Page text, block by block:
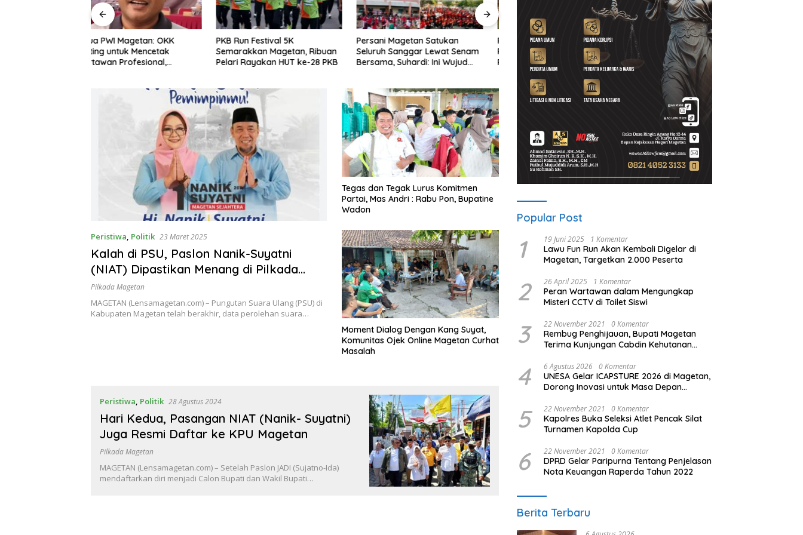
PKB Run Festival 5K
Semarakkan Magetan, Ribuan
Pelari Rayakan HUT ke-28 PKB
Persani Magetan Satukan
Seluruh Sanggar Lewat Senam
Bersama, Suhardi: Ini Wujud
P3-TGAI Sidokerto Disorot,
Publik Tunggu BBWS Turun
Periksa Dugaan Kejanggalan
Dana Guyub Rukun Program
Bupati-Wakil Bupati Magetan
Mulai Dirasakan Warga Desa
Wates
Apakah Debt Collector Bisa
Dipidana?
Peristiwa, Politik 23 Maret 2025
Kalah di PSU, Paslon Nanik-Suyatni
(NIAT) Dipastikan Menang di Pilkada
Magetan
Pilkada Magetan
MAGETAN (Lensamagetan.com) – Pungutan Suara Ulang (PSU) di
Kabupaten Magetan telah berakhir, data perolehan suara…
Tegas dan Tegak Lurus Komitmen
Partai, Mas Andri : Rabu Pon, Bupatine
Wadon
Moment Dialog Dengan Kang Suyat,
Komunitas Ojek Online Magetan Curhat
Masalah
Peristiwa, Politik 28 Agustus 2024
Hari Kedua, Pasangan NIAT (Nanik- Suyatni)
Juga Resmi Daftar ke KPU Magetan
Pilkada Magetan
MAGETAN (Lensamagetan.com) – Setelah Paslon JADI (Sujatno-Ida)
mendaftarkan diri menjadi Calon Bupati dan Wakil Bupati…
Popular Post
1 19 Juni 2025 1 Komentar
Lawu Fun Run Akan Kembali Digelar di
Magetan, Targetkan 2.000 Peserta
2 26 April 2025 1 Komentar
Peran Wartawan dalam Mengungkap
Misteri CCTV di Toilet Siswi
3 22 November 2021 0 Komentar
Rembug Penghijauan, Bupati Magetan
Terima Kunjungan Cabdin Kehutanan
4 6 Agustus 2026 0 Komentar
UNESA Gelar ICAPSTURE 2026 di Magetan,
Dorong Inovasi untuk Masa Depan
5 22 November 2021 0 Komentar
Kapolres Buka Seleksi Atlet Pencak Silat
Turnamen Kapolda Cup
6 22 November 2021 0 Komentar
DPRD Gelar Paripurna Tentang Penjelasan
Nota Keuangan Raperda Tahun 2022
Berita Terbaru